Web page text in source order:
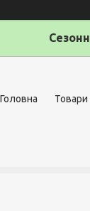
Головна Товари